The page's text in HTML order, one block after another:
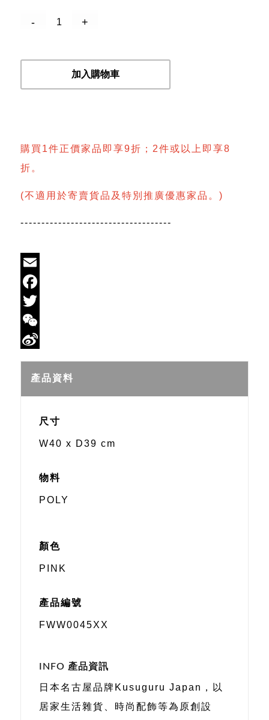
加入購物車
購買1件正價家品即享9折；2件或以上即享8
折。
(不適用於寄賣貨品及特別推廣優惠家品。)
------------------------------------
Email
Facebook
Twitter
WeChat
Weibo
產品資料
尺寸
W40 x D39 cm
物料
POLY
顏色
PINK
產品編號
FWW0045XX
INFO 產品資訊
日本名古屋品牌Kusuguru Japan，以
居家生活雜貨、時尚配飾等為原創設